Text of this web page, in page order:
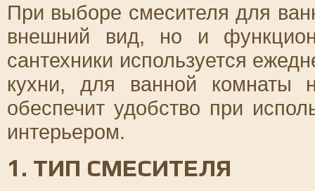
При выборе смесителя для
внешний вид, но и
сантехники используется
кухни, для ванной комнаты
обеспечит удобство при
интерьером.
1. ТИП СМЕСИТЕЛЯ